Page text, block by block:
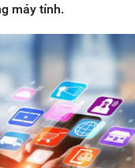
máy tính.